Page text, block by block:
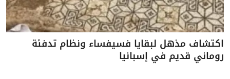
اكتشاف مذهل لبقايا فسيفساء ونظام تدفئة
روماني قديم في إسبانيا